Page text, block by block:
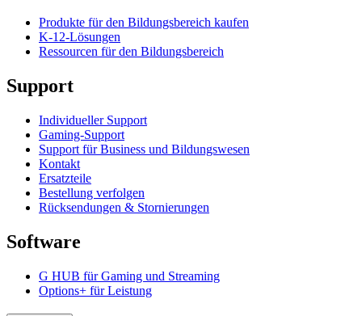
Produkte für den Bildungsbereich kaufen
K-12-Lösungen
Ressourcen für den Bildungsbereich
Support
Individueller Support
Gaming-Support
Support für Business und Bildungswesen
Kontakt
Ersatzteile
Bestellung verfolgen
Rücksendungen & Stornierungen
Software
G HUB für Gaming und Streaming
Options+ für Leistung